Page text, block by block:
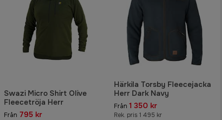
Swazi Micro Shirt Olive
Fleecetröja Herr
Från 795 kr
Härkila Torsby Fleecejacka
Herr Dark Navy
Från 1 350 kr
Rek. pris 1 495 kr